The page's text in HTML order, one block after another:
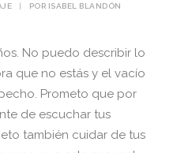
| POR ISABEL BLANDÓN
No puedo describir lo
que no estás y el vacío
Prometo que por
de escuchar tus
también cuidar de tus